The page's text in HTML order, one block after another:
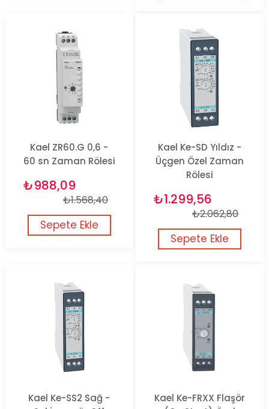
Kael ZR60.G 0,6 -
60 sn Zaman Rölesi
₺988,09
₺1.568,40
Sepete Ekle
Kael Ke-SD Yıldız -
Üçgen Özel Zaman
Rölesi
₺1.299,56
₺2.062,80
Sepete Ekle
Kael Ke-SS2 Sağ -
Kael Ke-FRXX Flaşör